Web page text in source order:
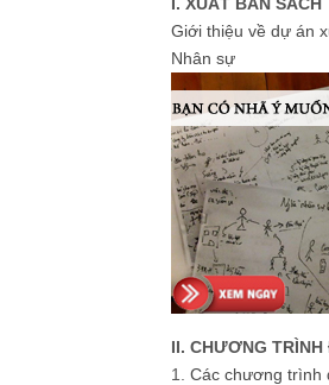
Giới thiệu về dự án
Nhân sự
II. CHƯƠNG
1. Các chương trình